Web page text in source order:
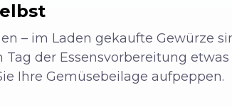
– im Laden gekaufte Gewürze
Tag der Essensvorbereitung
Ihre Gemüsebeilage aufpeppen.